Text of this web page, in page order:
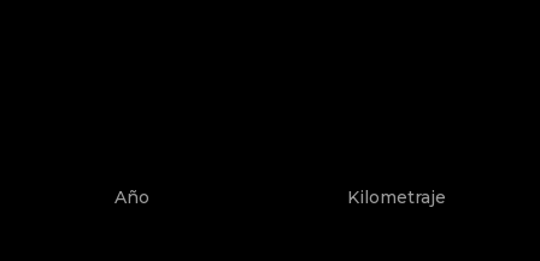
Año Kilometraje